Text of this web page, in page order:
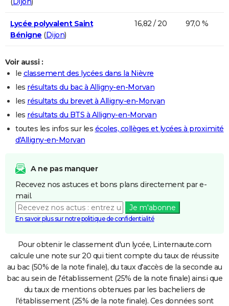
Lycée polyvalent Saint
Bénigne (Dijon)
16,82 / 20 97,0 %
Voir aussi :
le classement des lycées dans la Nièvre
les résultats du bac à Alligny-en-Morvan
les résultats du brevet à Alligny-en-Morvan
les résultats du BTS à Alligny-en-Morvan
toutes les infos sur les écoles, collèges et lycées à proximité
d'Alligny-en-Morvan
A ne pas manquer
Recevez nos astuces et bons plans directement par e-
mail.
Je m'abonne
En savoir plus sur notre politique de confidentialité
Pour obtenir le classement d'un lycée, Linternaute.com
calcule une note sur 20 qui tient compte du taux de réussite
au bac (50% de la note finale), du taux d'accès de la seconde au
bac au sein de l'établissement (25% de la note finale) ainsi que
du taux de mentions obtenues par les bacheliers de
l'établissement (25% de la note finale). Ces données sont